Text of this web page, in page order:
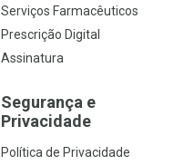
Serviços Farmacêuticos
Prescrição Digital
Assinatura
Segurança e
Privacidade
Política de Privacidade